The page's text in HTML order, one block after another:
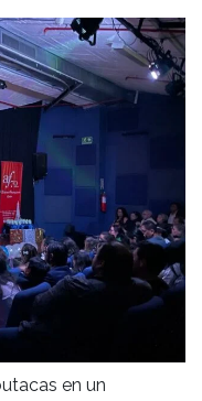
en un